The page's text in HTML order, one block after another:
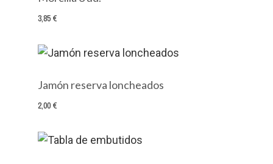
3,85 €
Jamón reserva loncheados
2,00 €